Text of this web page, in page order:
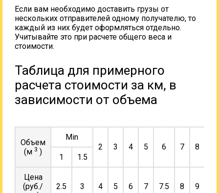
Если вам необходимо доставить грузы от
нескольких отправителей одному получателю, то
каждый из них будет оформляться отдельно.
Учитывайте это при расчете общего веса и
стоимости.
Таблица для примерного
расчета стоимости за км, в
зависимости от объема
Объем
(м 3 )
Min
2
3 4 5 6 7 8
1
1.5
Цена
(руб./
2.5 3 4 5 6 7 7.5 8 9